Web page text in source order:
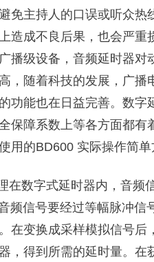
免主持人的口误或听众热
造成不良后果，也会严重
播级设备，音频延时器对
，随着科技的发展，广播
功能也在日益完善。数字
保障系数上等各方面都有
用的BD600 实际操作简单
在数字式延时器内，音频
频信号要经过等幅脉冲信
在变换成采样模拟信号后
，得到所需的延时量。在